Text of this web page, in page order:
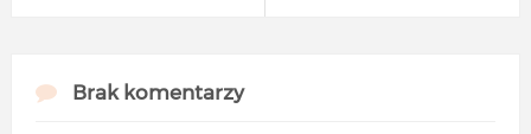
Brak komentarzy